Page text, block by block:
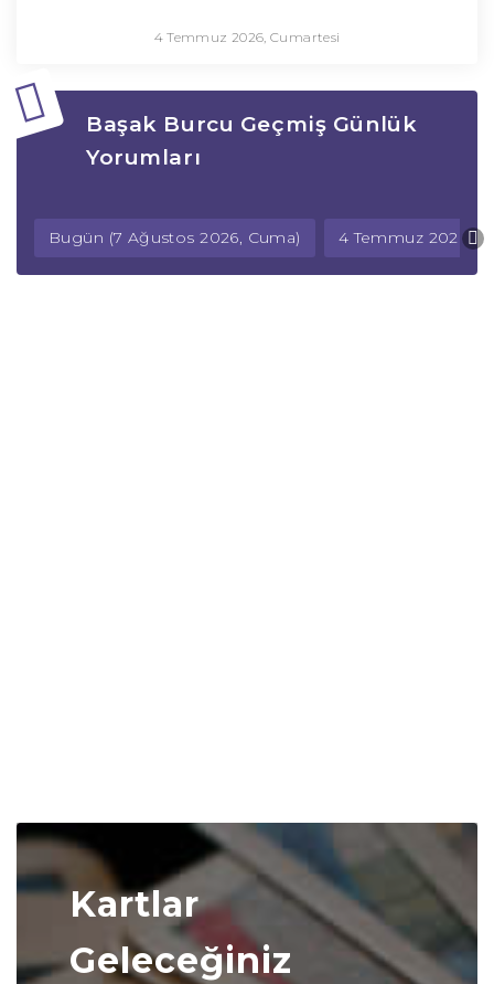
4 Temmuz 2026, Cumartesi
Başak Burcu Geçmiş Günlük
Yorumları
Bugün (7 Ağustos 2026, Cuma) 4 Temmuz 2026,
Kartlar
Geleceğiniz